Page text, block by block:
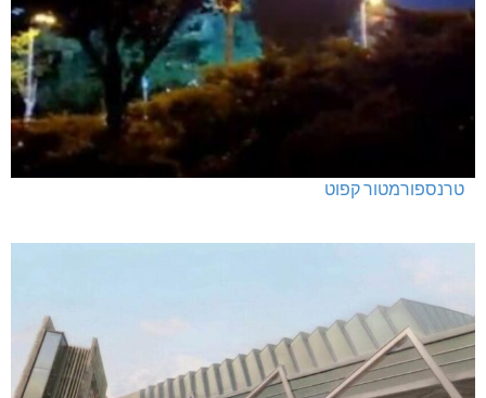
טרנספורמטור קפוט